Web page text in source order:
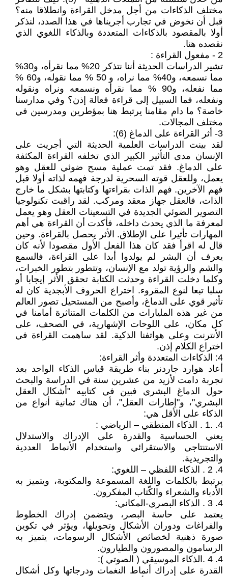
مختلف الذكاءات من أجل مدخل القراءة وانطلاقا منه؟
قبل أن نخوض في تجارب أجريناها في هذا الصدد، لنذكر
أولا بالمقصود بالذكاءات المتعددة وبالذكاء اللغوي الذي
نقصده هنا.
2 - مفعول القراءة :
تشير الدراسات الحديثة أننا نتذكر 20% مما نقرأه، و30%
مما نسمعه، و40% مما نراه، و 50 % مما نقوله، و60 %
مما نفعله، و90 % مما نقرأه ونسمعه ونراه ونقوله
ونفعله، فما السبيل إلى قراءة فعالة إذن؟ وفي مدارسنا
خاصة؟ ما دام مقامنا يرتبط هنا بمؤطرين ومدرسين في
مختلف المجالات.
3- أثر القراءة على الدماغ (6):
لقد بينت الدراسات العلمية الحديثة التي أجريت على
الإنسان مدى التأثير الكبير الذي تخلفه القراءة المكثفة
على الدماغ. فقد تمت عملية مسح ضوئي للعقل وهو
يعمل، وللعقل قوته السحرية لدرجة فهمه لذاته أولا قبل
فهم الآخرين. فهم الذات بقراءتها وكتابتها بشكل ما خارج
الذات، فالعقل جهاز معقد ومركب. لقد راقبت تكنولوجيا
التصوير الضوئي الجديدة في التسعينات العقل وهو يعمل
لمعرفة ما الذي يحدث داخله، فأكدت أن القراءة هي أهم
المهارات تأثيرا على الإطلاق. الأثر يحصل بالقراءة. وحين
قال له اقرأ فقد كان هذا الفعل الأول مقصودا لأنه كان
يعرف أن البشر لم يولدوا أبدا على القراءة، فالسمع
والشم والرؤية تولد مع الإنسان، وتتطور بتطور الخبرات،
وكلما دخلت القراءة وحدثت الكتابة تحقق الأثر إيجابا أو
سلبا تبعا لنوع المقروء. اختراع الحروف الأبجدية كان له
تأثير قوي على الدماغ، وأصبح من المستحيل تصور العالم
من غير هذه المليارات من الكلمات المتناثرة أمامنا في
كل مكان، على اللوحات الإشهارية، في الصحف، على
الأنترنت وعلى هواتفنا الذكية. لقد ساهمت القراءة في
اختراع الكلام إذن.
4: الذكاءات المتعددة وأثر القراءة:
أعاد هوارد جاردنر بناء طريقة قياس الذكاء الواحد بعد
تجربة دامت لأزيد من عشرين سنة في الدراسة والبحث
حول الدماغ البشري فبين في كتابيه "أشكال العقل
البشري"، و"إطارات العقل"، أن هناك ثمانية أنواع من
الذكاء على الأقل هي:
4. .1 . الذكاء المنطقي – الرياضي :
يعني الحساسية والقدرة على الإدراك والاستدلال
الاستنتاجي والاستقرائي واستخدام الأنماط العددية
والتجريدية.
4. 2 . الذكاء اللفظي – اللغوي:
يرتبط بالكلمات واللغة المسموعة والمكتوبة، ويتميز به
الأدباء والشعراء والكّتاب المفكرون.
4. 3 . الذكاء البصري-المكاني:
يعتمد على حاسة البصر، ويتضمن إدراك الخطوط
والفراغات ودوران الأشكال وتحويلها، ويؤثر في تكوين
صورة ذهنية لخصائص الأشكال الرسومات، يتميز به
الرسامون والمصورون والطيارون.
4. 4 .الذكاء الموسيقي ( الصوتي ):
القدرة على إدراك أنماط النغمات ودرجاتها وكل أشكال